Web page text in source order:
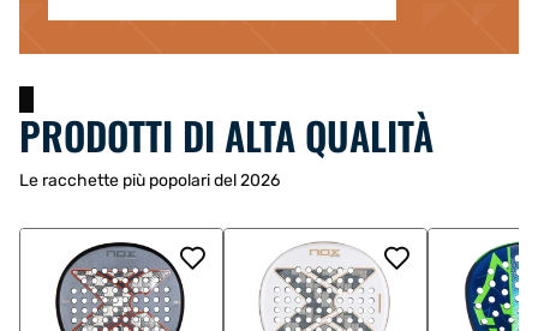
PRODOTTI DI ALTA QUALITÀ
Le racchette più popolari del 2026